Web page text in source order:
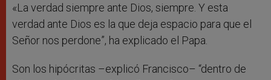
«La verdad siempre ante Dios, siempre. Y esta
verdad ante Dios es la que deja espacio para que el
Señor nos perdone”, ha explicado el Papa.
Son los hipócritas –explicó Francisco– “dentro de